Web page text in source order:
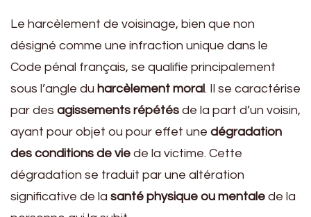
Le harcèlement de voisinage, bien que non
désigné comme une infraction unique dans le
Code pénal français, se qualifie principalement
sous l’angle du harcèlement moral. Il se caractérise
par des agissements répétés de la part d’un voisin,
ayant pour objet ou pour effet une dégradation
des conditions de vie de la victime. Cette
dégradation se traduit par une altération
significative de la santé physique ou mentale de la